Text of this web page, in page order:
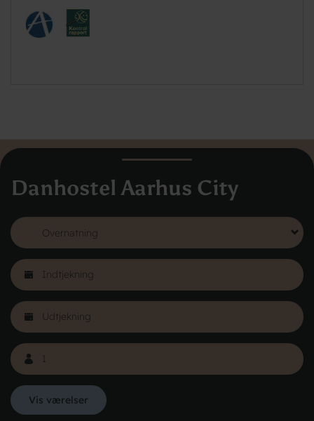
Danhostel Aarhus City
Vis værelser
Danhostel Danmarks Vandrerhjem
Hovedkontoret
Vodroffsvej 32
1900 Frederiksberg
Book Hostels i udlandet
Om Danhostel
Kontakt
Generelle vilkår
Nyheder